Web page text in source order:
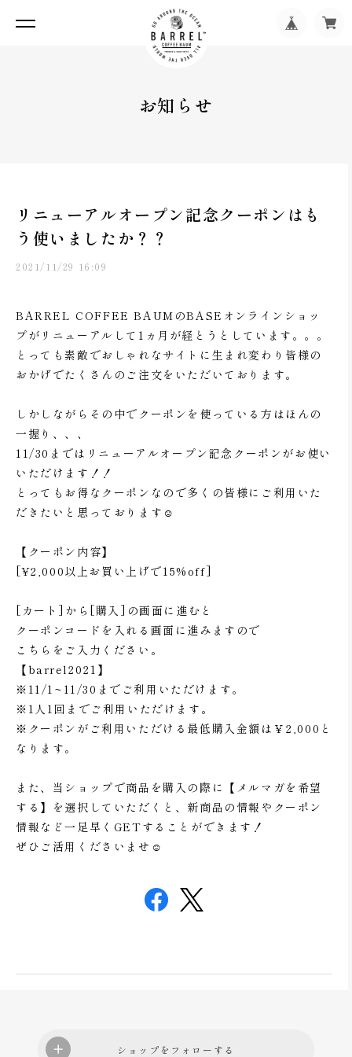
お知らせ
リニューアルオープン記念クーポンはも
う使いましたか？？
2021/11/29 16:09
BARREL COFFEE BAUMのBASEオンラインショッ
プがリニューアルして1ヵ月が経とうとしています。。。
とっても素敵でおしゃれなサイトに生まれ変わり皆様の
おかげでたくさんのご注文をいただいております。
しかしながらその中でクーポンを使っている方はほんの
一握り、、、
11/30まではリニューアルオープン記念クーポンがお使い
いただけます！！
とってもお得なクーポンなので多くの皆様にご利用いた
だきたいと思っております☺
【クーポン内容】
[¥2,000以上お買い上げで15%off]
[カート]から[購入]の画面に進むと
クーポンコードを入れる画面に進みますので
こちらをご入力ください。
【barrel2021】
※11/1~11/30までご利用いただけます。
※1人1回までご利用いただけます。
※クーポンがご利用いただける最低購入金額は￥2,000と
なります。
また、当ショップで商品を購入の際に【メルマガを希望
する】を選択していただくと、新商品の情報やクーポン
情報など一足早くGETすることができます！
ぜひご活用くださいませ☺